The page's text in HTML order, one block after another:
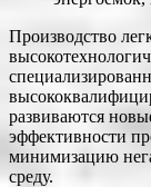
Производство
развиваются
эффективности
минимизацию
среду.